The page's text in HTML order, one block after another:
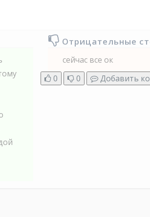
Отрицательные
сейчас все ок
0
0 Добавить